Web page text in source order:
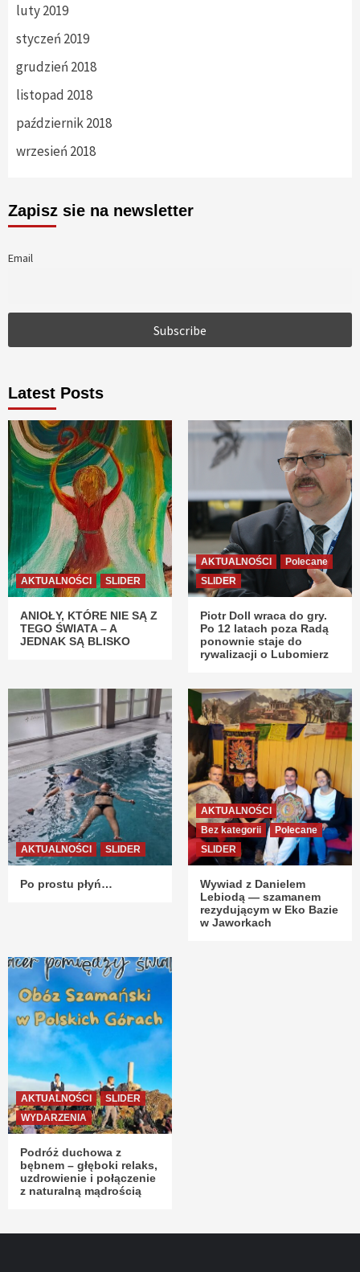
luty 2019
styczeń 2019
grudzień 2018
listopad 2018
październik 2018
wrzesień 2018
Zapisz sie na newsletter
Email
Latest Posts
AKTUALNOŚCI SLIDER
ANIOŁY, KTÓRE NIE SĄ Z
TEGO ŚWIATA – A
JEDNAK SĄ BLISKO
AKTUALNOŚCI
Polecane
SLIDER
Piotr Doll wraca do gry.
Po 12 latach poza Radą
ponownie staje do
rywalizacji o Lubomierz
AKTUALNOŚCI SLIDER
Po prostu płyń…
AKTUALNOŚCI
Bez kategorii
Polecane
SLIDER
Wywiad z Danielem
Lebiodą — szamanem
rezydującym w Eko Bazie
w Jaworkach
AKTUALNOŚCI
SLIDER
WYDARZENIA
Podróż duchowa z
bębnem – głęboki relaks,
uzdrowienie i połączenie
z naturalną mądrością